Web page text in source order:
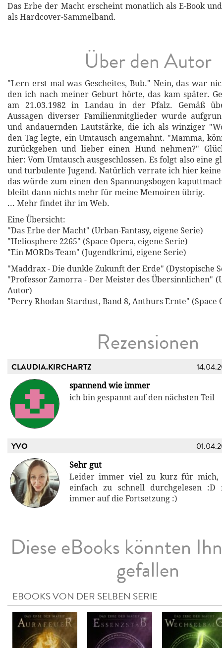
Das Erbe der Macht erscheint monatlich als E-Book
als Hardcover-Sammelband.
Über den Autor
"Lern erst mal was Gescheites, Bub." Nein, das war
den ich nach meiner Geburt hörte, das kam später.
am 21.03.1982 in Landau in der Pfalz. Gemäß
Aussagen diverser Familienmitglieder wurde
und andauernden Lautstärke, die ich als winziger
den Tag legte, ein Umtausch angemahnt. "Mamma,
zurückgeben und lieber einen Hund nehmen?"
hier: Vom Umtausch ausgeschlossen. Es folgt also eine
und turbulente Jugend. Natürlich verrate ich hier
das würde zum einen den Spannungsbogen
bleibt dann nichts mehr für meine Memoiren übrig.
... Mehr findet ihr im Web.
Eine Übersicht:
"Das Erbe der Macht" (Urban-Fantasy, eigene Serie)
"Heliosphere 2265" (Space Opera, eigene Serie)
"Ein MORDs-Team" (Jugendkrimi, eigene Serie)
"Maddrax - Die dunkle Zukunft der Erde" (Dystopische
"Professor Zamorra - Der Meister des Übersinnlichen"
Autor)
"Perry Rhodan-Stardust, Band 8, Anthurs Ernte" (Space
Rezensionen
CLAUDIA.KIRCHARTZ
spannend wie immer
ich bin gespannt auf den nächsten Teil
YVO
Sehr gut
Leider immer viel zu kurz für mich,
einfach zu schnell durchgelesen
immer auf die Fortsetzung :)
Diese eBooks könnten
gefallen
EBOOKS VON DER SELBEN SERIE